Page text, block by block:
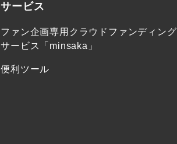
サービス
ファン企画専用クラウドファンディング
サービス「minsaka」
便利ツール